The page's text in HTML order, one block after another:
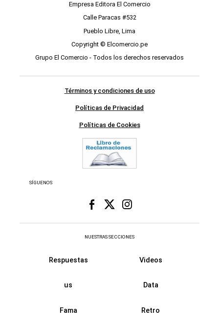
Empresa Editora El Comercio
Calle Paracas #532
Pueblo Libre, Lima
Copyright © Elcomercio.pe
Grupo El Comercio - Todos los derechos reservados
Términos y condiciones de uso
Políticas de Privacidad
Políticas de Cookies
SÍGUENOS
NUESTRAS SECCIONES
Respuestas Videos
us Data
Fama Retro